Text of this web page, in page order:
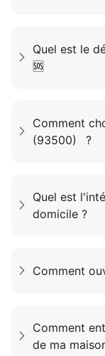
Quel est le
🆘
Comment
(93500) ?
Quel est
domicile ?
Comment
Comment
de ma